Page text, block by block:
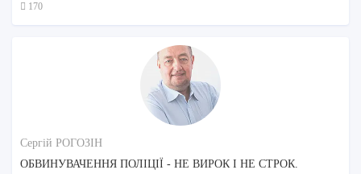
170
Сергій РОГОЗІН
ОБВИНУВАЧЕННЯ ПОЛІЦІЇ - НЕ ВИРОК І НЕ СТРОК.